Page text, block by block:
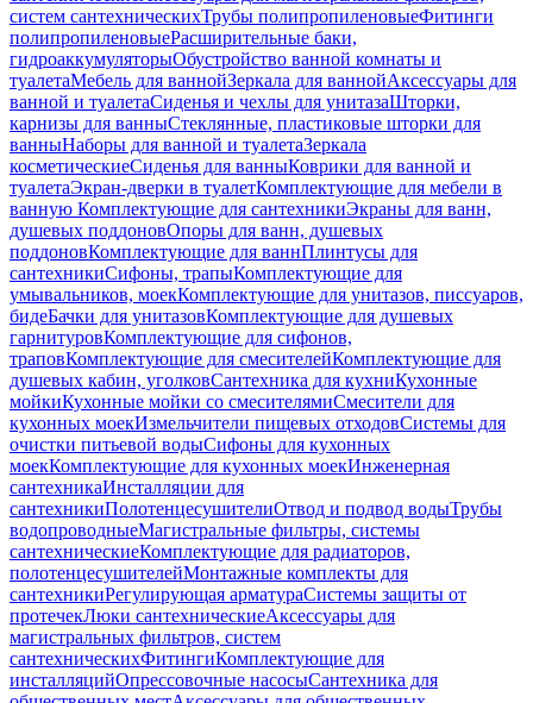
систем сантехническихТрубы полипропиленовыеФитинги
полипропиленовыеРасширительные баки,
гидроаккумуляторыОбустройство ванной комнаты и
туалетаМебель для ваннойЗеркала для ваннойАксессуары для
ванной и туалетаСиденья и чехлы для унитазаШторки,
карнизы для ванныСтеклянные, пластиковые шторки для
ванныНаборы для ванной и туалетаЗеркала
косметическиеСиденья для ванныКоврики для ванной и
туалетаЭкран-дверки в туалетКомплектующие для мебели в
ванную Комплектующие для сантехникиЭкраны для ванн,
душевых поддоновОпоры для ванн, душевых
поддоновКомплектующие для ваннПлинтусы для
сантехникиСифоны, трапыКомплектующие для
умывальников, моекКомплектующие для унитазов, писсуаров,
бидеБачки для унитазовКомплектующие для душевых
гарнитуровКомплектующие для сифонов,
траповКомплектующие для смесителейКомплектующие для
душевых кабин, уголковСантехника для кухниКухонные
мойкиКухонные мойки со смесителямиСмесители для
кухонных моекИзмельчители пищевых отходовСистемы для
очистки питьевой водыСифоны для кухонных
моекКомплектующие для кухонных моекИнженерная
сантехникаИнсталляции для
сантехникиПолотенцесушителиОтвод и подвод водыТрубы
водопроводныеМагистральные фильтры, системы
сантехническиеКомплектующие для радиаторов,
полотенцесушителейМонтажные комплекты для
сантехникиРегулирующая арматураСистемы защиты от
протечекЛюки сантехническиеАксессуары для
магистральных фильтров, систем
сантехническихФитингиКомплектующие для
инсталляцийОпрессовочные насосыСантехника для